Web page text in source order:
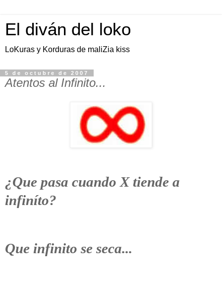
El diván del loko
LoKuras y Korduras de maliZia kiss
5 de octubre de 2007
Atentos al Infinito...
¿Que pasa cuando X tiende a
infiníto?
Que infinito se seca...